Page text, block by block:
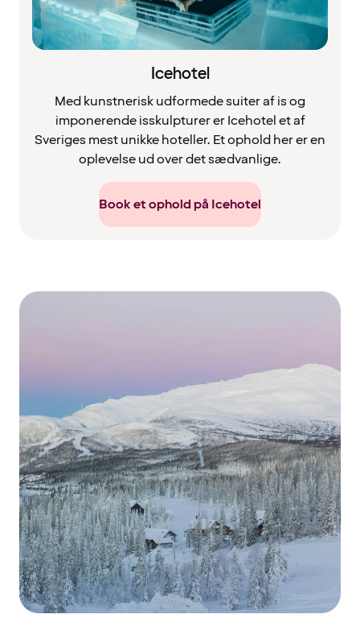
Icehotel
Med kunstnerisk udformede suiter af is og
imponerende isskulpturer er Icehotel et af
Sveriges mest unikke hoteller. Et ophold her er en
oplevelse ud over det sædvanlige.
Book et ophold på Icehotel